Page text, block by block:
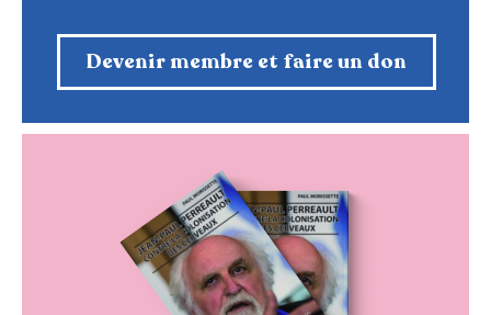
Devenir membre et faire un don